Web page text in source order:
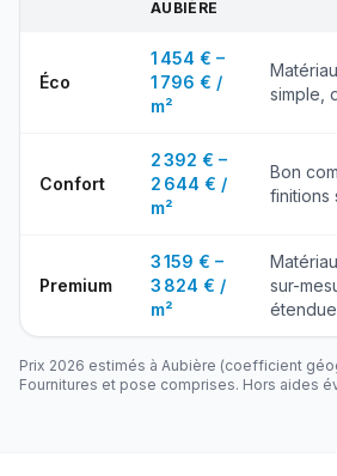
AUBIÈRE
Éco
1 454 € –
1 796 € /
m²
simple,
Confort
2 392 € –
2 644 € /
m²
Bon
finitions
Premium
3 159 € –
3 824 € /
m²
sur-
Prix 2026 estimés à Aubière (coefficient
Fournitures et pose comprises. Hors aides